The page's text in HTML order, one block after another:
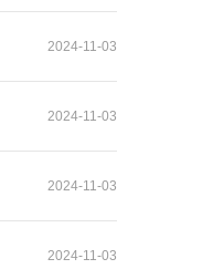
2024-11-03
2024-11-03
2024-11-03
2024-11-03